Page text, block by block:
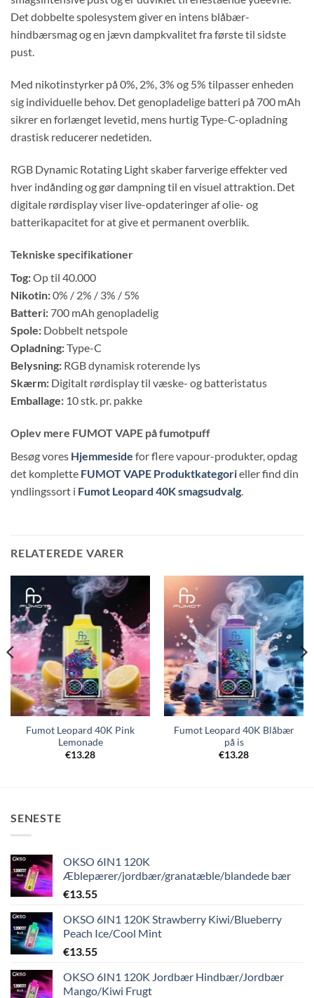
Det dobbelte spolesystem giver en intens blåbær-
hindbærsmag og en jævn dampkvalitet fra første til sidste
pust.
Med nikotinstyrker på 0%, 2%, 3% og 5% tilpasser enheden
sig individuelle behov. Det genopladelige batteri på 700 mAh
sikrer en forlænget levetid, mens hurtig Type-C-opladning
drastisk reducerer nedetiden.
RGB Dynamic Rotating Light skaber farverige effekter ved
hver indånding og gør dampning til en visuel attraktion. Det
digitale rørdisplay viser live-opdateringer af olie- og
batterikapacitet for at give et permanent overblik.
Tekniske specifikationer
Tog:Op til 40.000
Nikotin:0% / 2% / 3% / 5%
Batteri: 700 mAh genopladelig
Spole: Dobbelt netspole
Opladning:Type-C
Belysning: RGB dynamisk roterende lys
Skærm: Digitalt rørdisplay til væske- og batteristatus
Emballage: 10 stk. pr. pakke
Oplev mere FUMOT VAPE på fumotpuff
Besøg vores Hjemmeside for flere vapour-produkter, opdag
det komplette FUMOT VAPE Produktkategorieller find din
yndlingssort i Fumot Leopard 40K smagsudvalg
RELATEREDE VARER
Fumot Leopard 40K Pink
Lemonade
€13.28
Fumot Leopard 40K Blåbær
på is
€13.28
SENESTE
OKSO 6IN1 120K
Æblepærer/jordbær/granatæble/blandede bær
€13.55
OKSO 6IN1 120K Strawberry Kiwi/Blueberry
Peach Ice/Cool Mint
€13.55
OKSO 6IN1 120K Jordbær Hindbær/Jordbær
Mango/Kiwi Frugt